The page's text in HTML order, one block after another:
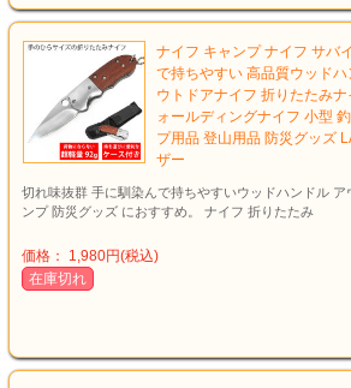
ナイフ キャンプ ナイフ サバ
で持ちやすい 高品質ウッド
ウトドアナイフ 折りたたみ
ォールディングナイフ 小型
プ用品 登山用品 防災グッズ
ザー
切れ味抜群 手に馴染んで持ちやすいウッドハンドル ア
ンプ 防災グッズ におすすめ。 ナイフ 折りたたみ
価格： 1,980円(税込)
在庫切れ